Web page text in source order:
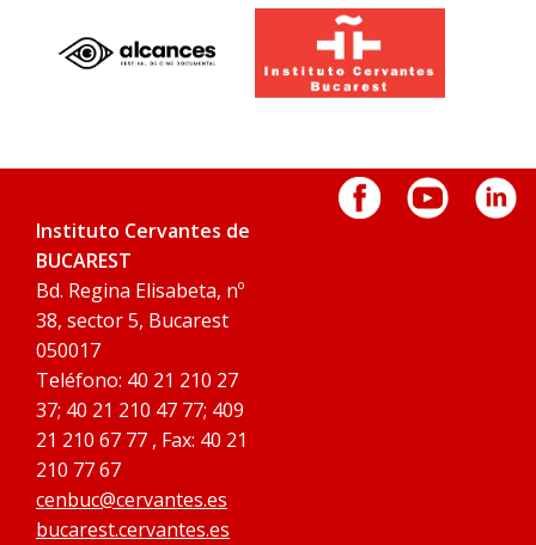
Instituto Cervantes de
BUCAREST
Bd. Regina Elisabeta, nº
38, sector 5, Bucarest
050017
Teléfono: 40 21 210 27
37; 40 21 210 47 77; 409
21 210 67 77 , Fax: 40 21
210 77 67
cenbuc@cervantes.es
bucarest.cervantes.es